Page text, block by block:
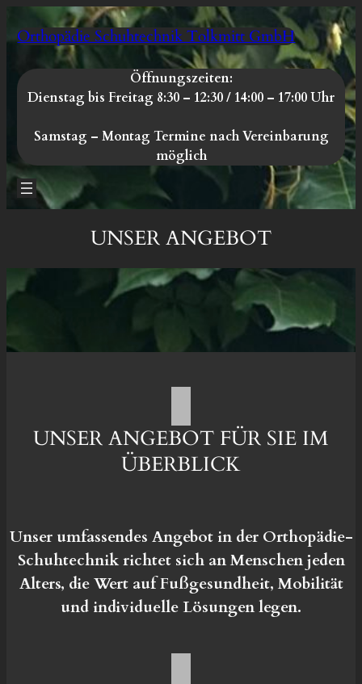
Zum
Inhalt
springen
Orthopädie Schuhtechnik Tolkmitt GmbH
Öffnungszeiten:
Dienstag bis Freitag 8:30 – 12:30 / 14:00 – 17:00 Uhr
Samstag – Montag Termine nach Vereinbarung
möglich
UNSER ANGEBOT
UNSER ANGEBOT FÜR SIE IM
ÜBERBLICK
Unser umfassendes Angebot in der Orthopädie-
Schuhtechnik richtet sich an Menschen jeden
Alters, die Wert auf Fußgesundheit, Mobilität
und individuelle Lösungen legen.